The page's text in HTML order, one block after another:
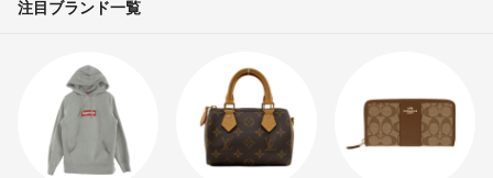
注目ブランド一覧